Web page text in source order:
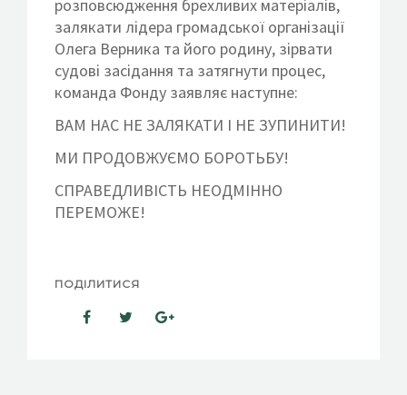
розповсюдження брехливих матеріалів,
залякати лідера громадської організації
Олега Верника та його родину, зірвати
судові засідання та затягнути процес,
команда Фонду заявляє наступне:
ВАМ НАС НЕ ЗАЛЯКАТИ І НЕ ЗУПИНИТИ!
МИ ПРОДОВЖУЄМО БОРОТЬБУ!
СПРАВЕДЛИВІСТЬ НЕОДМІННО
ПЕРЕМОЖЕ!
ПОДІЛИТИСЯ